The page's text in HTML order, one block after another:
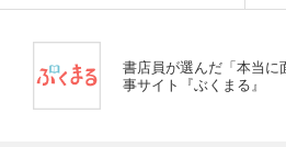
書店員が選んだ「本当
事サイト『ぶくまる』